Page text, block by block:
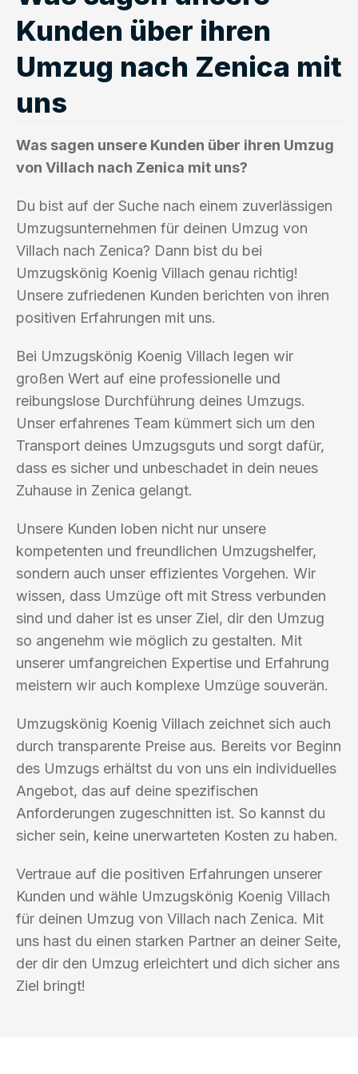
Kunden über ihren
Umzug nach Zenica mit
uns
Was sagen unsere Kunden über ihren Umzug
von Villach nach Zenica mit uns?
Du bist auf der Suche nach einem zuverlässigen
Umzugsunternehmen für deinen Umzug von
Villach nach Zenica? Dann bist du bei
Umzugskönig Koenig Villach genau richtig!
Unsere zufriedenen Kunden berichten von ihren
positiven Erfahrungen mit uns.
Bei Umzugskönig Koenig Villach legen wir
großen Wert auf eine professionelle und
reibungslose Durchführung deines Umzugs.
Unser erfahrenes Team kümmert sich um den
Transport deines Umzugsguts und sorgt dafür,
dass es sicher und unbeschadet in dein neues
Zuhause in Zenica gelangt.
Unsere Kunden loben nicht nur unsere
kompetenten und freundlichen Umzugshelfer,
sondern auch unser effizientes Vorgehen. Wir
wissen, dass Umzüge oft mit Stress verbunden
sind und daher ist es unser Ziel, dir den Umzug
so angenehm wie möglich zu gestalten. Mit
unserer umfangreichen Expertise und Erfahrung
meistern wir auch komplexe Umzüge souverän.
Umzugskönig Koenig Villach zeichnet sich auch
durch transparente Preise aus. Bereits vor Beginn
des Umzugs erhältst du von uns ein individuelles
Angebot, das auf deine spezifischen
Anforderungen zugeschnitten ist. So kannst du
sicher sein, keine unerwarteten Kosten zu haben.
Vertraue auf die positiven Erfahrungen unserer
Kunden und wähle Umzugskönig Koenig Villach
für deinen Umzug von Villach nach Zenica. Mit
uns hast du einen starken Partner an deiner Seite,
der dir den Umzug erleichtert und dich sicher ans
Ziel bringt!